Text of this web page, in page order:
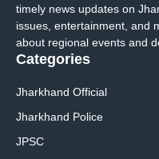
timely news updates on
issues, entertainment, and
about regional events and
Categories
Jharkhand Official
Jharkhand Police
JPSC